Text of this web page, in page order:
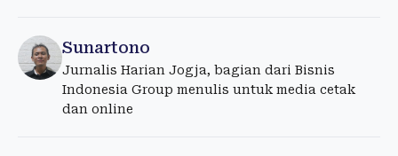
Sunartono
Jurnalis Harian Jogja, bagian dari Bisnis
Indonesia Group menulis untuk media cetak
dan online